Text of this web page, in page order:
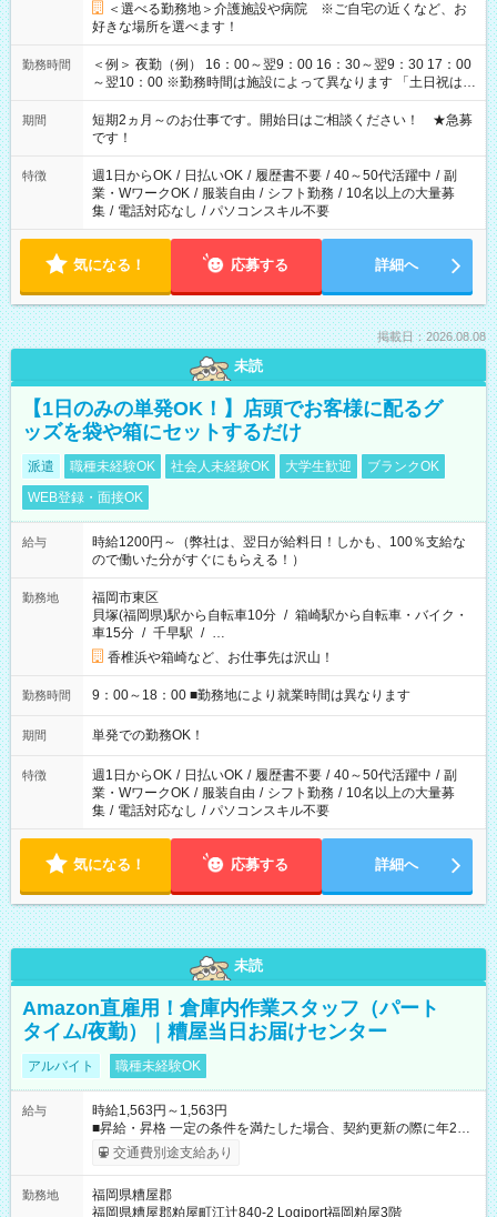
＜選べる勤務地＞介護施設や病院 ※ご自宅の近くなど、お
好きな場所を選べます！
勤務時間
＜例＞ 夜勤（例） 16：00～翌9：00 16：30～翌9：30 17：00
～翌10：00 ※勤務時間は施設によって異なります 「土日祝は休
みたい」 「しっかり稼ぎたい」 「もう少し遅い時間から始めた
い」など ご希望にあったお仕事をご案内いたします。 ※未経験
の方の場合は1～2ヶ月間は日中での仕事を経験いただき、 お
仕事に慣れてからの夜勤になります。 ★家庭の都合でお休みが
必要な場合も遠慮なくご相談ください。
期間
短期2ヵ月～のお仕事です。開始日はご相談ください！ ★急募
です！
特徴 週1日からOK / 日払いOK / 履歴書不要 / 40～50代活躍中 / 副
業・WワークOK / 服装自由 / シフト勤務 / 10名以上の大量募
集 / 電話対応なし / パソコンスキル不要
気になる！ 応募する 詳細へ
掲載日：2026.08.08
未読
【1日のみの単発OK！】店頭でお客様に配るグ
ッズを袋や箱にセットするだけ
派遣 職種未経験OK 社会人未経験OK 大学生歓迎
ブランクOK
WEB登録・面接OK
給与
時給1200円～（弊社は、翌日が給料日！しかも、100％支給な
ので働いた分がすぐにもらえる！）
勤務地
福岡市東区
貝塚(福岡県)駅から自転車10分 / 箱崎駅から自転車・バイク・
車15分 / 千早駅 / …
香椎浜や箱崎など、お仕事先は沢山！
勤務時間 9：00～18：00 ■勤務地により就業時間は異なります
期間 単発での勤務OK！
特徴 週1日からOK / 日払いOK / 履歴書不要 / 40～50代活躍中 / 副
業・WワークOK / 服装自由 / シフト勤務 / 10名以上の大量募
集 / 電話対応なし / パソコンスキル不要
気になる！ 応募する 詳細へ
未読
Amazon直雇用！倉庫内作業スタッフ（パート
タイム/夜勤）｜糟屋当日お届けセンター
アルバイト 職種未経験OK
給与
時給1,563円～1,563円
■昇給・昇格 一定の条件を満たした場合、契約更新の際に年2回
まで昇給の機会があります。 ■正社員登用制度あり ※月末締/翌
月25日支払い ※時間外手当、別途支給 ※深夜割増賃金 (22:00～
☆Amazon直雇用で安定して働けます！ 【試用期間】試用期間
交通費別途支給あり
勤務地
福岡県糟屋郡
福岡県糟屋郡粕屋町江辻840-2 Logiport福岡粕屋3階